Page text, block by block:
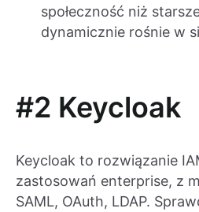
społeczność niż
dynamicznie rośnie w
#2 Keycloak
Keycloak to rozwiązanie
zastosowań enterprise, z
SAML, OAuth, LDAP.